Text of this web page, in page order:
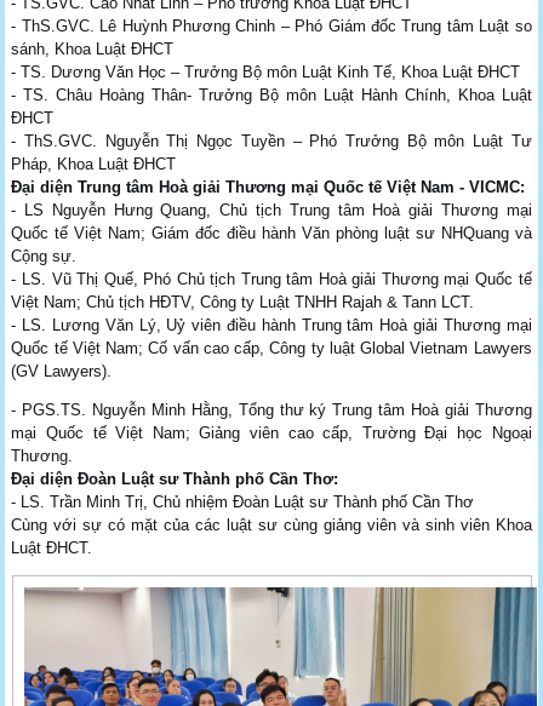
- ThS.GVC. Lê Huỳnh Phương Chinh – Phó Giám đốc Trung tâm Luật so
sánh, Khoa Luật ĐHCT
- TS. Dương Văn Học – Trưởng Bộ môn Luật Kinh Tế, Khoa Luật ĐHCT
- TS. Châu Hoàng Thân- Trưởng Bộ môn Luật Hành Chính, Khoa Luật
ĐHCT
- ThS.GVC. Nguyễn Thị Ngọc Tuyền – Phó Trưởng Bộ môn Luật Tư
Pháp, Khoa Luật ĐHCT
Đại diện Trung tâm Hoà giải Thương mại Quốc tế Việt Nam - VICMC:
- LS Nguyễn Hưng Quang, Chủ tịch Trung tâm Hoà giải Thương mại
Quốc tế Việt Nam; Giám đốc điều hành Văn phòng luật sư NHQuang và
Cộng sự.
- LS. Vũ Thị Quế, Phó Chủ tịch Trung tâm Hoà giải Thương mại Quốc tế
Việt Nam; Chủ tịch HĐTV, Công ty Luật TNHH Rajah & Tann LCT.
- LS. Lương Văn Lý, Uỷ viên điều hành Trung tâm Hoà giải Thương mại
Quốc tế Việt Nam; Cố vấn cao cấp, Công ty luật Global Vietnam Lawyers
(GV Lawyers).
- PGS.TS. Nguyễn Minh Hằng, Tổng thư ký Trung tâm Hoà giải Thương
mại Quốc tế Việt Nam; Giảng viên cao cấp, Trường Đại học Ngoại
Thương.
Đại diện Đoàn Luật sư Thành phố Cần Thơ:
- LS. Trần Minh Trị, Chủ nhiệm Đoàn Luật sư Thành phố Cần Thơ
Cùng với sự có mặt của các luật sư cùng giảng viên và sinh viên Khoa
Luật ĐHCT.